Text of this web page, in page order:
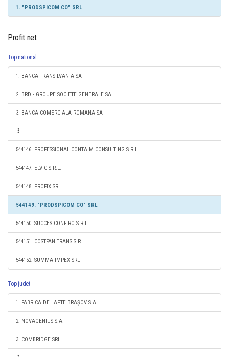
1. "PRODSPICOM CO" SRL
Profit net
Top national
1. BANCA TRANSILVANIA SA
2. BRD - GROUPE SOCIETE GENERALE SA
3. BANCA COMERCIALA ROMANA SA
544146. PROFESSIONAL CONTA M CONSULTING S.R.L.
544147. ELVIC S.R.L.
544148. PROFIX SRL
544149. "PRODSPICOM CO" SRL
544150. SUCCES CONF RO S.R.L.
544151. COSTFAN TRANS S.R.L.
544152. SUMMA IMPEX SRL
Top judet
1. FABRICA DE LAPTE BRAȘOV S.A.
2. NOVAGENIUS S.A.
3. COMBRIDGE SRL